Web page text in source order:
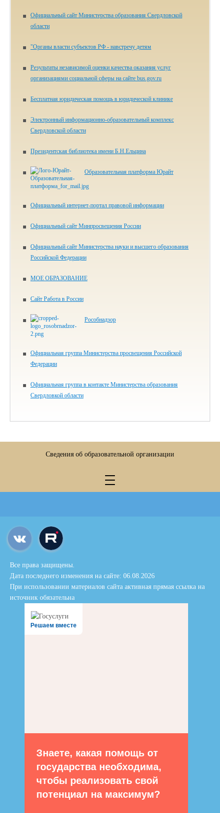
Официальный сайт Министерства образования Свердловской
области
"Органы власти субъектов РФ - навстречу детям
Результаты независимой оценки качества оказания услуг
организациями социальной сферы на сайте bus.gov.ru
Бесплатная юридическая помощь в юридической клинике
Электронный информационно-образовательный комплекс
Свердловской области
Президентская библиотека имени Б.Н.Ельцина
Образовательная платформа Юрайт
Официальный интернет-портал правовой информации
Официальный сайт Минпросвещения России
Официальный сайт Министерства науки и высшего образования
Российской Федерации
МОЕ ОБРАЗОВАНИЕ
Сайт Работа в России
Рособнадзор
Официальная группа Министерства просвещения Российской
Федерации
Официальная группа в контакте Министерства образования
Свердловкой области
Сведения об образовательной организации
Все права защищены.
Дата последнего изменения на сайте: 06.08.2026
При использовании материалов сайта активная прямая ссылка на
источник обязательна
Решаем вместе
Знаете, какая помощь от
государства необходима,
чтобы реализовать свой
потенциал на максимум?